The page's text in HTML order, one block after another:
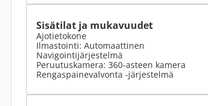
Sisätilat ja mukavuudet
Ajotietokone
Ilmastointi: Automaattinen
Navigointijärjestelmä
Peruutuskamera: 360-asteen kamera
Rengaspainevalvonta -järjestelmä